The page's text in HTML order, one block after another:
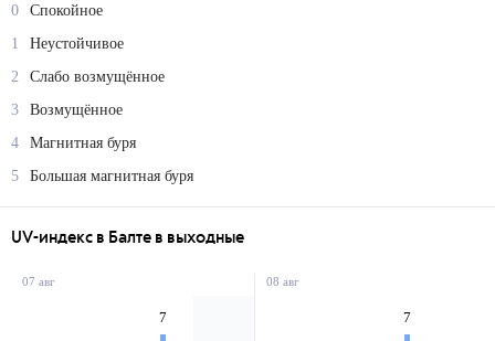
0
Спокойное
1
Неустойчивое
2
Слабо возмущённое
3
Возмущённое
4
Магнитная буря
5
Большая магнитная буря
UV-индекс в Балте в выходные
07 авг
7
08 авг
7